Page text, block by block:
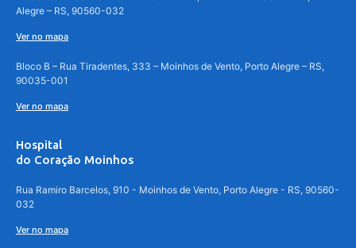
Alegre – RS, 90560-032
Ver no mapa
Bloco B – Rua Tiradentes, 333 – Moinhos de Vento, Porto Alegre – RS,
90035-001
Ver no mapa
Hospital
do Coração Moinhos
Rua Ramiro Barcelos, 910 - Moinhos de Vento, Porto Alegre - RS, 90560-
032
Ver no mapa